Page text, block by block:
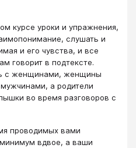
курсе уроки и упражнения,
слушать и
и его чувства, и все
говорит в подтексте.
с женщинами, женщины
мужчинами, а родители
во время разговоров с
проводимых вами
вдвое, а ваши